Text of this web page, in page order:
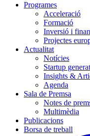
Programes
Acceleració
Formació
Inversió i
Projectes
Actualitat
Notícies
Startup
Insights &
Agenda
Sala de Premsa
Notes de
Multimèdia
Publicacions
Borsa de treball